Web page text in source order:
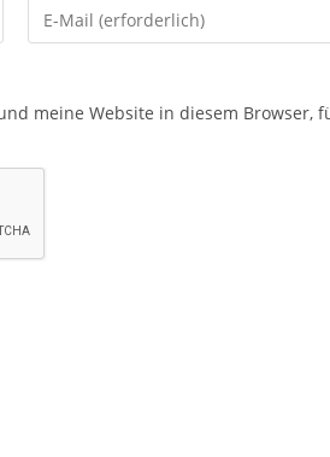
meine Website in diesem Browser,